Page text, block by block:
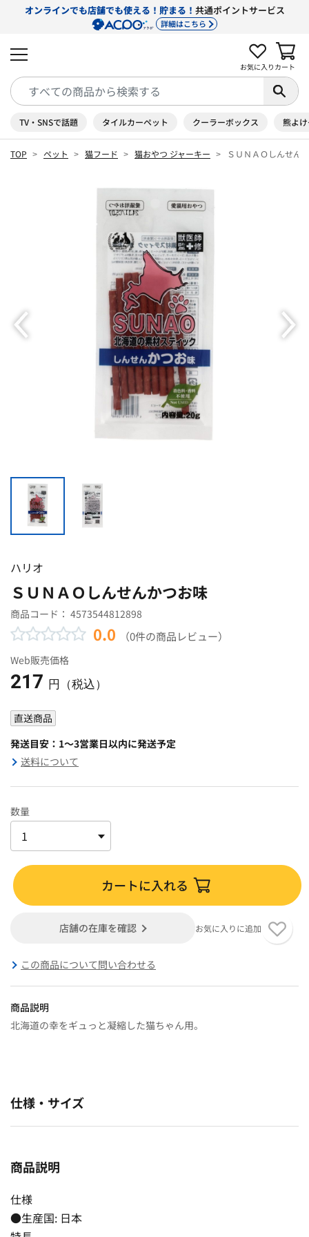
オンラインでも店舗でも使える！貯まる！ 共通ポイントサービス
詳細はこちら
お気に入り カート
TV・SNSで話題 タイルカーペット クーラーボックス 熊よ
TOP ペット 猫フード 猫おやつ ジャーキー ＳＵＮＡＯしんせん
ハリオ
ＳＵＮＡＯしんせんかつお味
商品コード： 4573544812898
0.0 （0件の商品レビュー）
Web販売価格
217 円（税込）
直送商品
発送目安：1～3営業日以内に発送予定
送料について
数量
カートに入れる
店舗の在庫を確認 お気に入りに追加
この商品について問い合わせる
商品説明
北海道の幸をギュっと凝縮した猫ちゃん用。
仕様・サイズ
商品説明
仕様
●生産国: 日本